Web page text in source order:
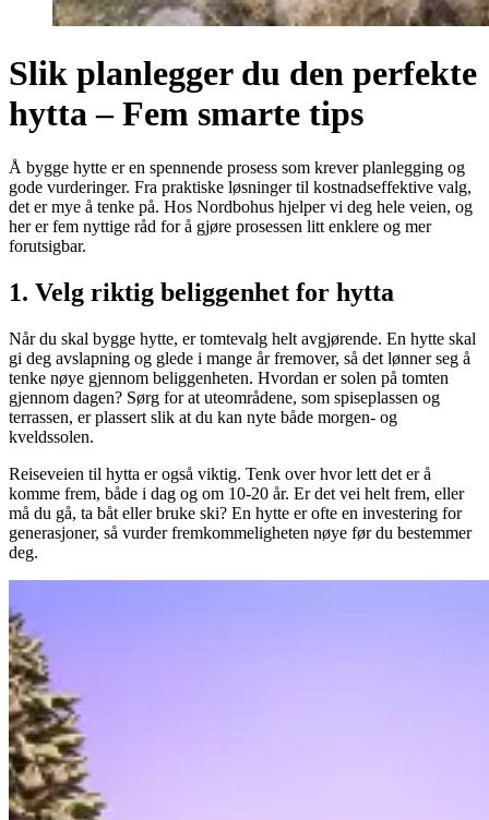
Slik planlegger du den perfekte
hytta – Fem smarte tips
Å bygge hytte er en spennende prosess som krever planlegging og
gode vurderinger. Fra praktiske løsninger til kostnadseffektive valg,
det er mye å tenke på. Hos Nordbohus hjelper vi deg hele veien, og
her er fem nyttige råd for å gjøre prosessen litt enklere og mer
forutsigbar.
1. Velg riktig beliggenhet for hytta
Når du skal bygge hytte, er tomtevalg helt avgjørende. En hytte skal
gi deg avslapning og glede i mange år fremover, så det lønner seg å
tenke nøye gjennom beliggenheten. Hvordan er solen på tomten
gjennom dagen? Sørg for at uteområdene, som spiseplassen og
terrassen, er plassert slik at du kan nyte både morgen- og
kveldssolen.
Reiseveien til hytta er også viktig. Tenk over hvor lett det er å
komme frem, både i dag og om 10-20 år. Er det vei helt frem, eller
må du gå, ta båt eller bruke ski? En hytte er ofte en investering for
generasjoner, så vurder fremkommeligheten nøye før du bestemmer
deg.